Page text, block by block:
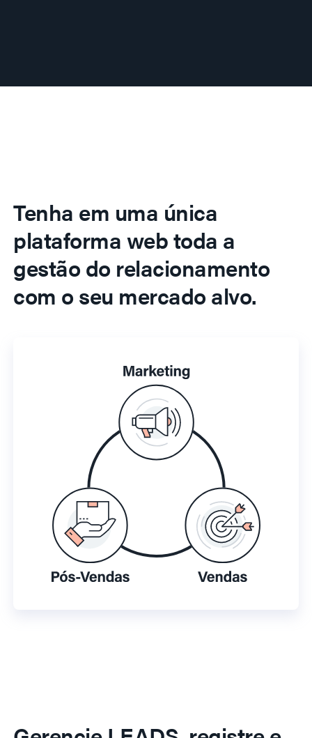
Tenha em uma única
plataforma web toda a
gestão do relacionamento
com o seu mercado alvo.